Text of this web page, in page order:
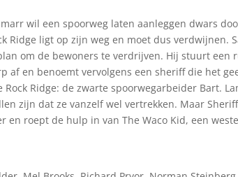
wil een spoorweg laten aanleggen dwars
Ridge ligt op zijn weg en moet dus verdwijnen.
om de bewoners te verdrijven. Hij stuurt een
af en benoemt vervolgens een sheriff die het
Ridge: de zwarte spoorwegarbeider Bart.
zijn dat ze vanzelf wel vertrekken. Maar
en roept de hulp in van The Waco Kid, een